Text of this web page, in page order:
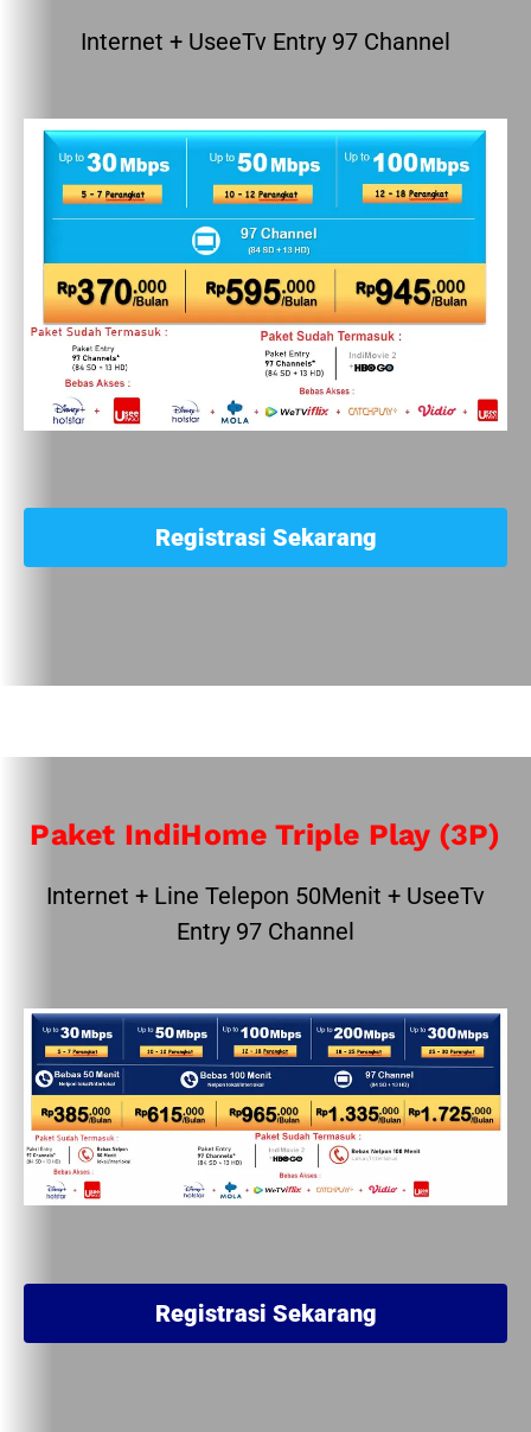
Internet + UseeTv Entry 97 Channel
Registrasi Sekarang
Paket IndiHome Triple Play (3P)
Internet + Line Telepon 50Menit + UseeTv
Entry 97 Channel
Registrasi Sekarang